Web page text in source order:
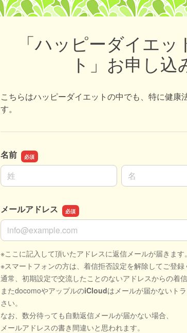
「ハッピーダイエ
ト」お申し込
こちらはハッピーダイエットの中でも、特に健
す。
名前
名前の姓
名前の名
メールアドレス
メールアドレス
※ここに記入して頂いたアドレスに返信メールが届きます。
※スマートフォンの方は、着信拒否設定を解除してご登録
通常、初期設定で交流したことのないアドレスからの着
またdocomoやアップルのiCloudはメールが届かないト
さい。
なお、数分待っても自動返信メールが届かない場合、
メールアドレスの書き間違いと思われます。